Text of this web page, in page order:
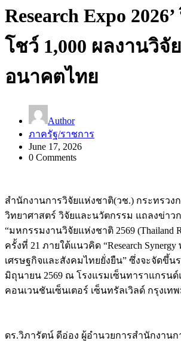
Research Expo
โชว์ 1,000 ผลงานวิจั
อนาคตไทย
Author
ภาครัฐ/ราชการ
June 17, 2026
0 Comments
สำนักงานการวิจัยแห่งชาติ(วช.) กระทรวง
วิทยาศาสตร์ วิจัยและนวัตกรรม แถลงข่าว
“มหกรรมงานวิจัยแห่งชาติ 2569 (Thailand
ครั้งที่ 21 ภายใต้แนวคิด “Research
เศรษฐกิจและสังคมไทยยั่งยืน” ซึ่งจะจัดขึ้น
มิถุนายน 2569 ณ โรงแรมเซ็นทาราแกรน
คอนเวนชันเซ็นเตอร์ เซ็นทรัลเวิลด์ กรุงเท
ดร.วิภารัตน์ ดีอ่อง ผู้อำนวยการสำนักงาน